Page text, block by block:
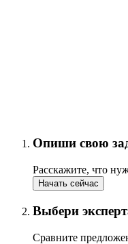
Опиши свою
Расскажите, что
Начать сейчас
Выбери
Сравните